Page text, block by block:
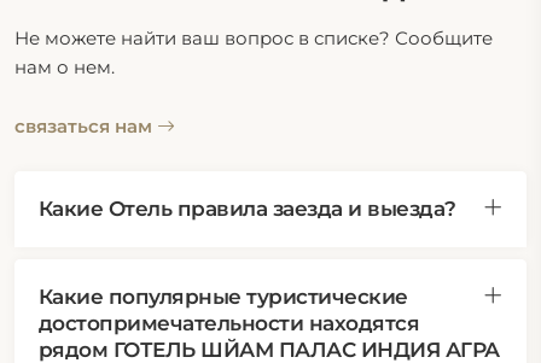
Не можете найти ваш вопрос в списке? Сообщите
нам о нем.
связаться нам
Какие Отель правила заезда и выезда?
Какие популярные туристические
достопримечательности находятся
рядом ГОТЕЛЬ ШЙАМ ПАЛАС ИНДИЯ АГРА